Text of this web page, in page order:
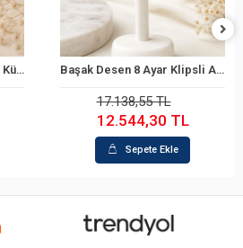
Sarmal 8 Ayar Klipsli Altın Küpe
Sepete Ekle
Başak Desen 8 Ayar Klipsli Altın Küpe
17.138,55 TL
12.544,30 TL
Sepete Ekle